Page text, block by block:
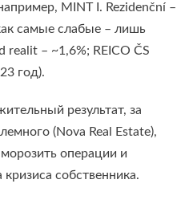
MINT I. Rezidenční –
самые слабые – лишь
realit – ~1,6%; REICO ČS
год).
результат, за
(Nova Real Estate),
операции и
собственника.